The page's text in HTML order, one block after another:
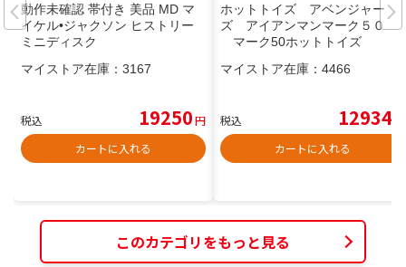
動作未確認 帯付き 美品 MD マ
イケル•ジャクソン ヒストリー
ミニディスク
マイストア在庫： 3167
税込 19250円
カートに入れる
ホットトイズ アベンジャー
ズ アイアンマンマーク５０
マーク50ホットトイズ
マイストア在庫： 4466
税込 12934
カートに入れる
このカテゴリをもっと見る